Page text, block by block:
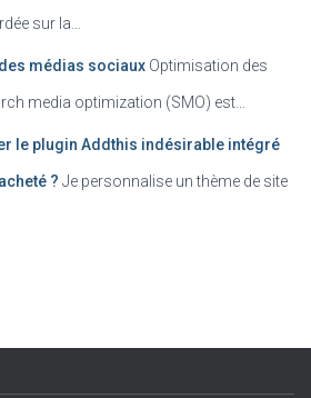
sur la…
médias sociaux Optimisation des
media optimization (SMO) est…
le plugin Addthis indésirable intégré
? Je personnalise un thème de site